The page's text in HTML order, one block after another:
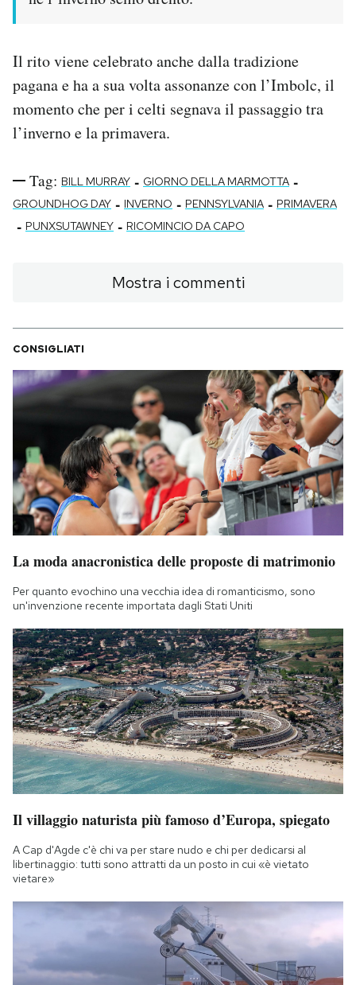
Il rito viene celebrato anche dalla tradizione
pagana e ha a sua volta assonanze con l’Imbolc, il
momento che per i celti segnava il passaggio tra
l’inverno e la primavera.
Tag: BILL MURRAY - GIORNO DELLA MARMOTTA -
GROUNDHOG DAY - INVERNO - PENNSYLVANIA - PRIMAVERA
- PUNXSUTAWNEY - RICOMINCIO DA CAPO
Mostra i commenti
CONSIGLIATI
La moda anacronistica delle proposte di matrimonio
Per quanto evochino una vecchia idea di romanticismo, sono
un'invenzione recente importata dagli Stati Uniti
Il villaggio naturista più famoso d’Europa, spiegato
A Cap d'Agde c'è chi va per stare nudo e chi per dedicarsi al
libertinaggio: tutti sono attratti da un posto in cui «è vietato
vietare»